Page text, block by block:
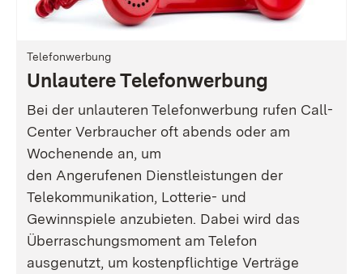
Telefonwerbung
Unlautere Telefonwerbung
Bei der unlauteren Telefonwerbung rufen Call-
Center Verbraucher oft abends oder am
Wochenende an, um
den Angerufenen Dienstleistungen der
Telekommunikation, Lotterie- und
Gewinnspiele anzubieten. Dabei wird das
Überraschungsmoment am Telefon
ausgenutzt, um kostenpflichtige Verträge